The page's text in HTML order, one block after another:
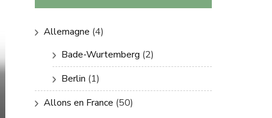
Allemagne (4)
Bade-Wurtemberg (2)
Berlin (1)
Allons en France (50)